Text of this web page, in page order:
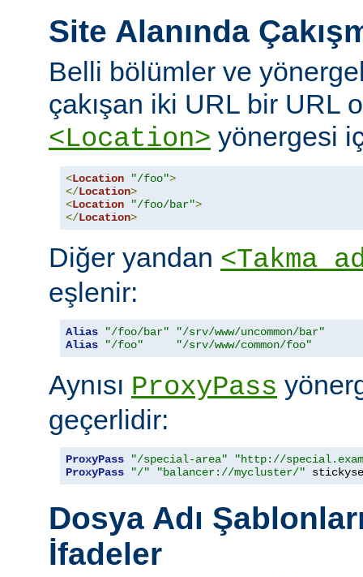
Site Alanında
Belli bölümler ve
çakışan iki URL bir URL
<Location> yönergesi
<Location "/foo">
</Location>
<Location "/foo/bar">
</Location>
Diğer yandan <Takma
eşlenir:
Alias "/foo/bar"
"/srv/www/uncommon/bar"
Alias
"/foo" "/srv/www/common/foo"
Aynısı ProxyPass
geçerlidir:
ProxyPass "/special-area"
"http://
ProxyPass
"/" "balancer://mycluster/"
Dosya Adı
İfadeler